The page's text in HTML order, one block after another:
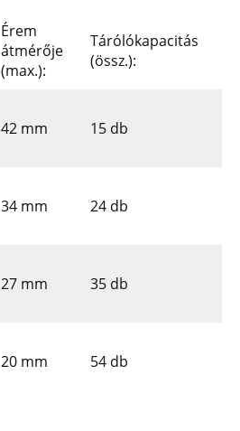
Érem
átmérője
(max.):
Tárólókapacitás
(össz.):
42 mm 15 db
34 mm 24 db
27 mm 35 db
20 mm 54 db